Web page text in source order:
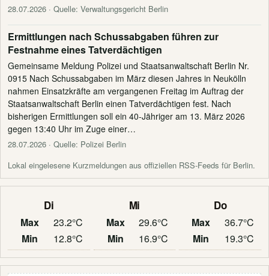
28.07.2026 · Quelle: Verwaltungsgericht Berlin
Ermittlungen nach Schussabgaben führen zur
Festnahme eines Tatverdächtigen
Gemeinsame Meldung Polizei und Staatsanwaltschaft Berlin Nr.
0915 Nach Schussabgaben im März diesen Jahres in Neukölln
nahmen Einsatzkräfte am vergangenen Freitag im Auftrag der
Staatsanwaltschaft Berlin einen Tatverdächtigen fest. Nach
bisherigen Ermittlungen soll ein 40-Jähriger am 13. März 2026
gegen 13:40 Uhr im Zuge einer…
28.07.2026 · Quelle: Polizei Berlin
Lokal eingelesene Kurzmeldungen aus offiziellen RSS-Feeds für Berlin.
Di
Max
23.2°C
Min
12.8°C
Mi
Max
29.6°C
Min
16.9°C
Do
Max
36.7°C
Min
19.3°C